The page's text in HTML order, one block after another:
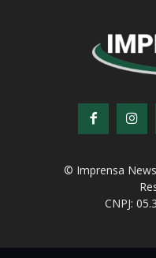
© Imprensa
CNPJ: